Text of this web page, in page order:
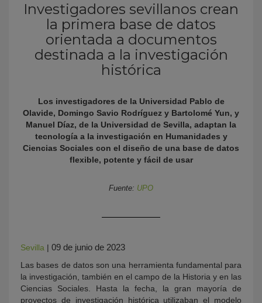
Investigadores sevillanos crean
la primera base de datos
orientada a documentos
destinada a la investigación
histórica
Los investigadores de la Universidad Pablo de
Olavide, Domingo Savio Rodríguez y Bartolomé Yun, y
Manuel Díaz, de la Universidad de Sevilla, adaptan la
tecnología a la investigación en Humanidades y
Ciencias Sociales con el diseño de una base de datos
flexible, potente y fácil de usar
Fuente: UPO
Sevilla | 09 de junio de 2023
Las bases de datos son una herramienta fundamental para
la investigación, también en el campo de la Historia y en las
Ciencias Sociales. Hasta la fecha, la gran mayoría de
proyectos de investigación histórica utilizaban el modelo